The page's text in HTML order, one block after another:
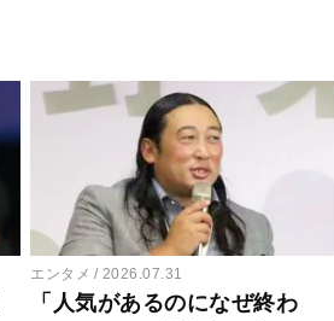
エンタメ 2026.07.31
「人気があるのになぜ終わ